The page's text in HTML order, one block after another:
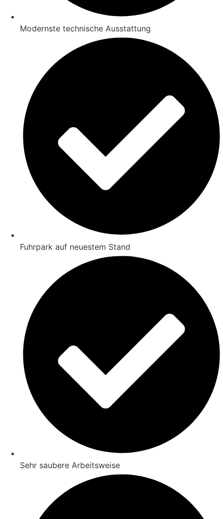
Modernste technische Ausstattung
Fuhrpark auf neuestem Stand
Sehr saubere Arbeitsweise